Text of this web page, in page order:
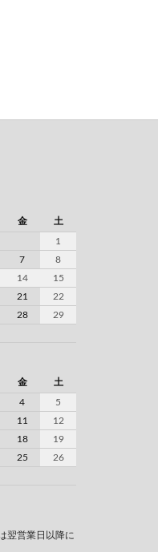
金 土
1
7
8
14
15
21
22
28
29
金 土
4
5
11
12
18
19
25
26
翌営業日以降に